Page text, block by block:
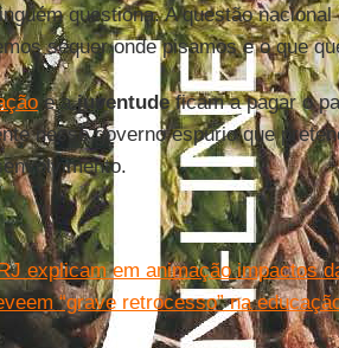
questiona. A questão nacional
sequer onde pisamos e o que
e ajuventudeficam a pagar o
nesse governo espúrio que
explicam em animação impactos
“grave retrocesso” na